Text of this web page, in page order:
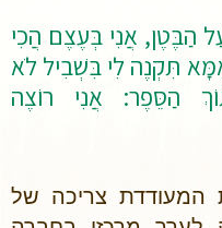
הַבֶּטֶן, אֲנִי בְּעֶצֶם הֲכִי
תִּקְנֶה לִי בִּשְׁבִיל לֹא
הַסֵּפֶר: אֲנִי רוֹצֶה
המעודדת צריכה של